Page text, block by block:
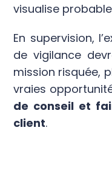
visualise
En supervision,
de vigilance
mission risquée,
vraies
de conseil et
client.